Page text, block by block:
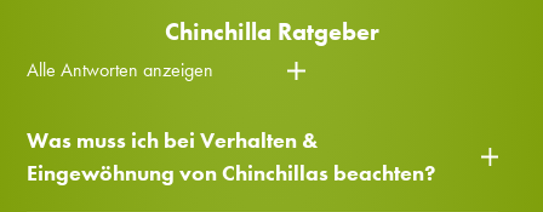
Chinchilla Ratgeber
Alle Antworten anzeigen
Was muss ich bei Verhalten &
Eingewöhnung von Chinchillas beachten?